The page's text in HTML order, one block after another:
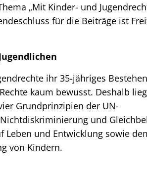
„Mit Kinder- und
für die Beiträge ist
ihr 35-jähriges
kaum bewusst. Deshalb
Grundprinzipien der UN-
und
Leben und Entwicklung sowie
von Kindern.